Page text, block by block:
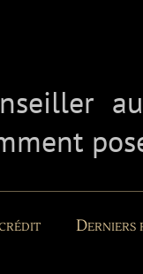
Derniers